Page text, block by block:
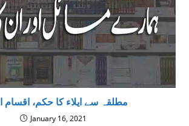
مطلقہ سے ایلاء کا حکم، اقسام
January 16, 2021